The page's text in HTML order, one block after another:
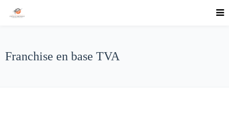
Franchise en base TVA